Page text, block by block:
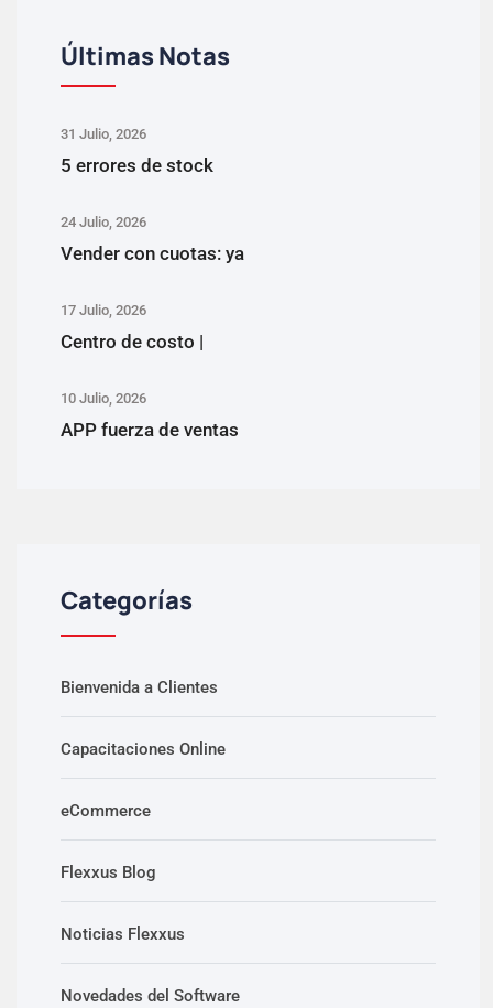
Últimas Notas
31 Julio, 2026
5 errores de stock
24 Julio, 2026
Vender con cuotas: ya
17 Julio, 2026
Centro de costo |
10 Julio, 2026
APP fuerza de ventas
Categorías
Bienvenida a Clientes
Capacitaciones Online
eCommerce
Flexxus Blog
Noticias Flexxus
Novedades del Software